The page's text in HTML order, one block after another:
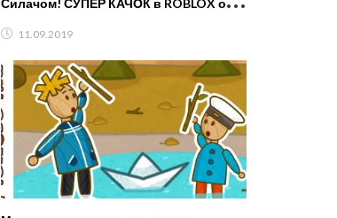
Силачом! СУПЕР КАЧОК в ROBLOX от
11.09.2019